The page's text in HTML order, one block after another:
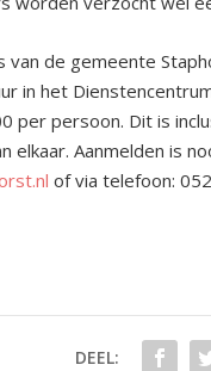
van de gemeente
in het
per persoon. Dit is
elkaar. Aanmelden is
of via telefoon:
DEEL: